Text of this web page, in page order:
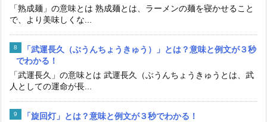
「熟成麺」の意味とは 熟成麺とは、ラーメンの麺を寝かせること
で、より美味しくな...
「武運長久（ぶうんちょうきゅう）」とは？意味と例文が３秒
でわかる！
「武運長久」の意味とは 武運長久（ぶうんちょうきゅうとは、武
人としての運命が長...
「旋回灯」とは？意味と例文が３秒でわかる！